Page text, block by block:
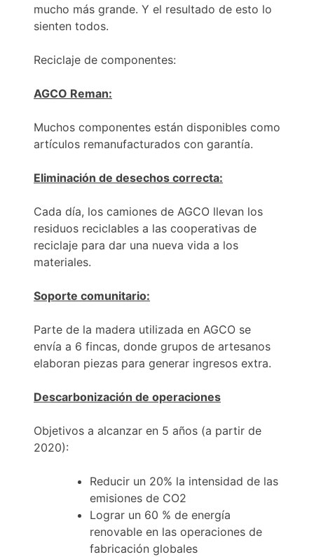
mucho más grande. Y el resultado de esto lo
sienten todos.
Reciclaje de componentes:
AGCO Reman:
Muchos componentes están disponibles como
artículos remanufacturados con garantía.
Eliminación de desechos correcta:
Cada día, los camiones de AGCO llevan los
residuos reciclables a las cooperativas de
reciclaje para dar una nueva vida a los
materiales.
Soporte comunitario:
Parte de la madera utilizada en AGCO se
envía a 6 fincas, donde grupos de artesanos
elaboran piezas para generar ingresos extra.
Descarbonización de operaciones
Objetivos a alcanzar en 5 años (a partir de
2020):
Reducir un 20% la intensidad de las
emisiones de CO2
Lograr un 60 % de energía
renovable en las operaciones de
fabricación globales